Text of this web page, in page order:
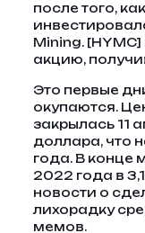
после того,
Mining.
акцию,
Это первые
окупаются.
закрылась 11
доллара, что
года. В конце
2022 года в
новости о
лихорадку
мемов.